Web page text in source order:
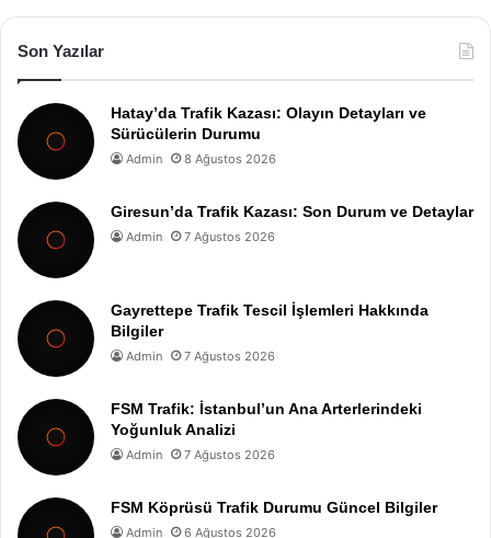
Son Yazılar
Hatay’da Trafik Kazası: Olayın Detayları ve
Sürücülerin Durumu
Admin 8 Ağustos 2026
Giresun’da Trafik Kazası: Son Durum ve Detaylar
Admin 7 Ağustos 2026
Gayrettepe Trafik Tescil İşlemleri Hakkında
Bilgiler
Admin 7 Ağustos 2026
FSM Trafik: İstanbul’un Ana Arterlerindeki
Yoğunluk Analizi
Admin 7 Ağustos 2026
FSM Köprüsü Trafik Durumu Güncel Bilgiler
Admin 6 Ağustos 2026